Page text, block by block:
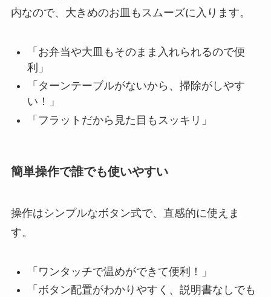
内なので、大きめのお皿もスムーズに入ります。
「お弁当や大皿もそのまま入れられるので便
利」
「ターンテーブルがないから、掃除がしやす
い！」
「フラットだから見た目もスッキリ」
簡単操作で誰でも使いやすい
操作はシンプルなボタン式で、直感的に使えま
す。
「ワンタッチで温めができて便利！」
「ボタン配置がわかりやすく、説明書なしでも